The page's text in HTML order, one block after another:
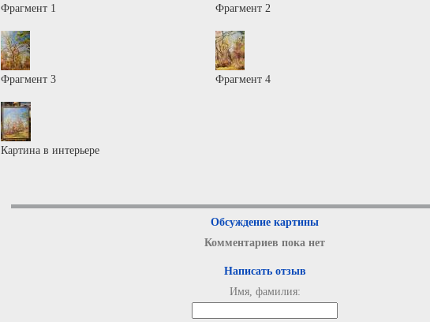
Фрагмент 1 Фрагмент 2
Фрагмент 3 Фрагмент 4
Картина в интерьере
Обсуждение картины
Комментариев пока нет
Написать отзыв
Имя, фамилия: